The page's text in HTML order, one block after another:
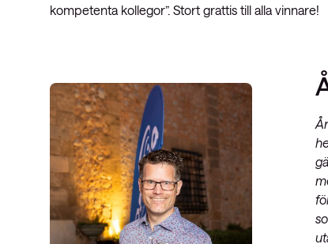
kompetenta kollegor”. Stort grattis till alla vinnare!